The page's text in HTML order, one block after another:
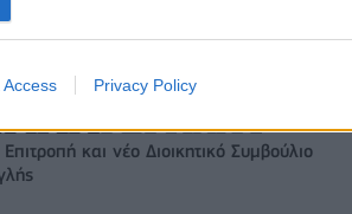
Access Privacy Policy
με προσαρμοσμένο EBITDA στα 1,2
και νέο Διοικητικό Συμβούλιο